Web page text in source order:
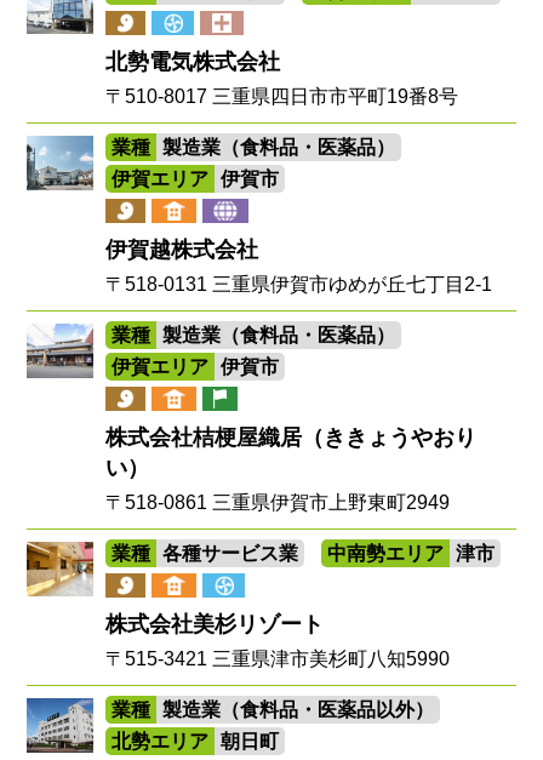
北勢電気株式会社
〒510-8017 三重県四日市市平町19番8号
業種
製造業（食料品・医薬品）
伊賀エリア
伊賀市
伊賀越株式会社
〒518-0131 三重県伊賀市ゆめが丘七丁目2-1
業種
製造業（食料品・医薬品）
伊賀エリア
伊賀市
株式会社桔梗屋織居（ききょうやおり
い）
〒518-0861 三重県伊賀市上野東町2949
業種 各種サービス業 中南勢エリア 津市
株式会社美杉リゾート
〒515-3421 三重県津市美杉町八知5990
業種
製造業（食料品・医薬品以外）
北勢エリア
朝日町